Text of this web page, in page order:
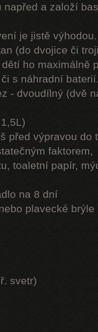
napřed a založí
je jistě výhodou.
(do dvojice či
ho maximálně
s náhradní
- dvoudílný (dvě
před výpravou do
faktorem,
toaletní papír,
na 8 dní
plavecké brýle
svetr)